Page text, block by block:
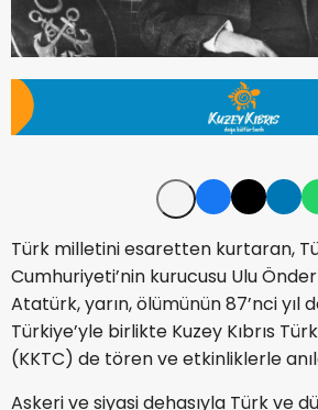
Türk milletini esaretten kurtaran,
Cumhuriyeti’nin kurucusu Ulu
Atatürk, yarın, ölümünün 87’nci yıl
Türkiye’yle birlikte Kuzey Kıbrıs
(KKTC) de tören ve etkinliklerle
Askeri ve siyasi dehasıyla Türk ve